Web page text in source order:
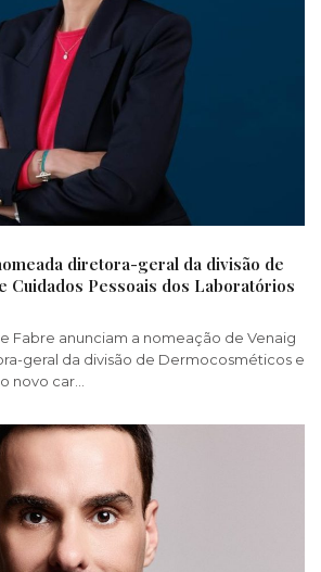
diretora-geral da divisão de
Cuidados Pessoais dos Laboratórios
Fabre anunciam a nomeação de Venaig
geral da divisão de Dermocosméticos e
novo car…